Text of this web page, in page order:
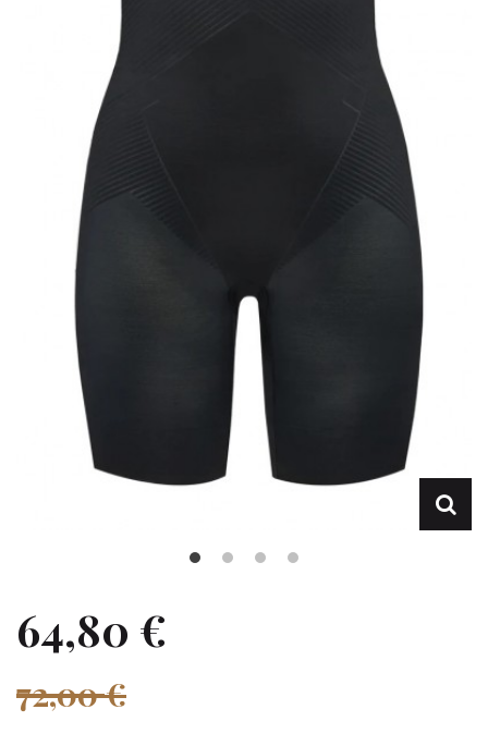
64,80 €
72,00 €